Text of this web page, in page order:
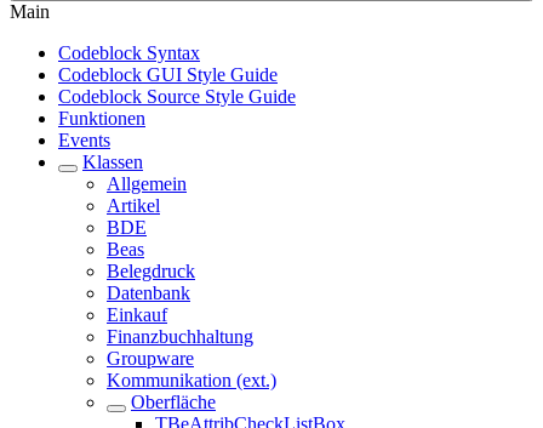
Main
Codeblock Syntax
Codeblock GUI Style Guide
Codeblock Source Style Guide
Funktionen
Events
Klassen
Allgemein
Artikel
BDE
Beas
Belegdruck
Datenbank
Einkauf
Finanzbuchhaltung
Groupware
Kommunikation (ext.)
Oberfläche
TBeAttribCheckListBox